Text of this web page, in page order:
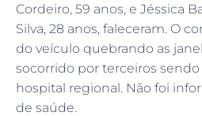
Cordeiro, 59 anos, e Jéssica
Silva, 28 anos, faleceram. O
do veículo quebrando as
socorrido por terceiros
hospital regional. Não foi
de saúde.